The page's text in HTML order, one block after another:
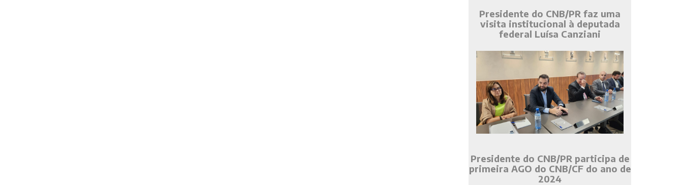
Presidente do CNB/PR faz uma
visita institucional à deputada
federal Luísa Canziani
Presidente do CNB/PR participa de
primeira AGO do CNB/CF do ano de
2024